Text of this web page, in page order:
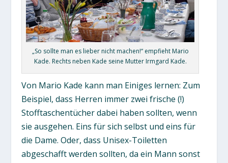
„So sollte man es lieber nicht machen!“ empfieht Mario
Kade. Rechts neben Kade seine Mutter Irmgard Kade.
Von Mario Kade kann man Einiges lernen: Zum
Beispiel, dass Herren immer zwei frische (!)
Stofftaschentücher dabei haben sollten, wenn
sie ausgehen. Eins für sich selbst und eins für
die Dame. Oder, dass Unisex-Toiletten
abgeschafft werden sollten, da ein Mann sonst